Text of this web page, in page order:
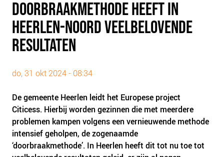
PLINKR NAZORG
SOCIALDEBT
DOORBRAAKMETHODE
DE VOORZIENINGENWIJZER
OVER ONS
VISIE EN MISSIE
HET TEAM
DOORBRAAKMETHODE HEEFT IN
HEERLEN-NOORD VEELBELOVENDE
RESULTATEN
do, 31 okt 2024 - 08:34
De gemeente Heerlen leidt het Europese project
Citicess. Hierbij worden gezinnen die met meerdere
problemen kampen volgens een vernieuwende methode
intensief geholpen, de zogenaamde
‘doorbraakmethode’. In Heerlen heeft dit tot nu toe tot